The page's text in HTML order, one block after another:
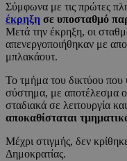
Σύμφωνα με τις πρώτες
έκρηξη σε υποσταθμό
Μετά την έκρηξη, οι
απενεργοποιήθηκαν με
μπλακάουτ.
Το τμήμα του δικτύου
σύστημα, με αποτέλεσμα
σταδιακά σε λειτουργία και
αποκαθίσταται
Μέχρι στιγμής, δεν
Δημοκρατίας.